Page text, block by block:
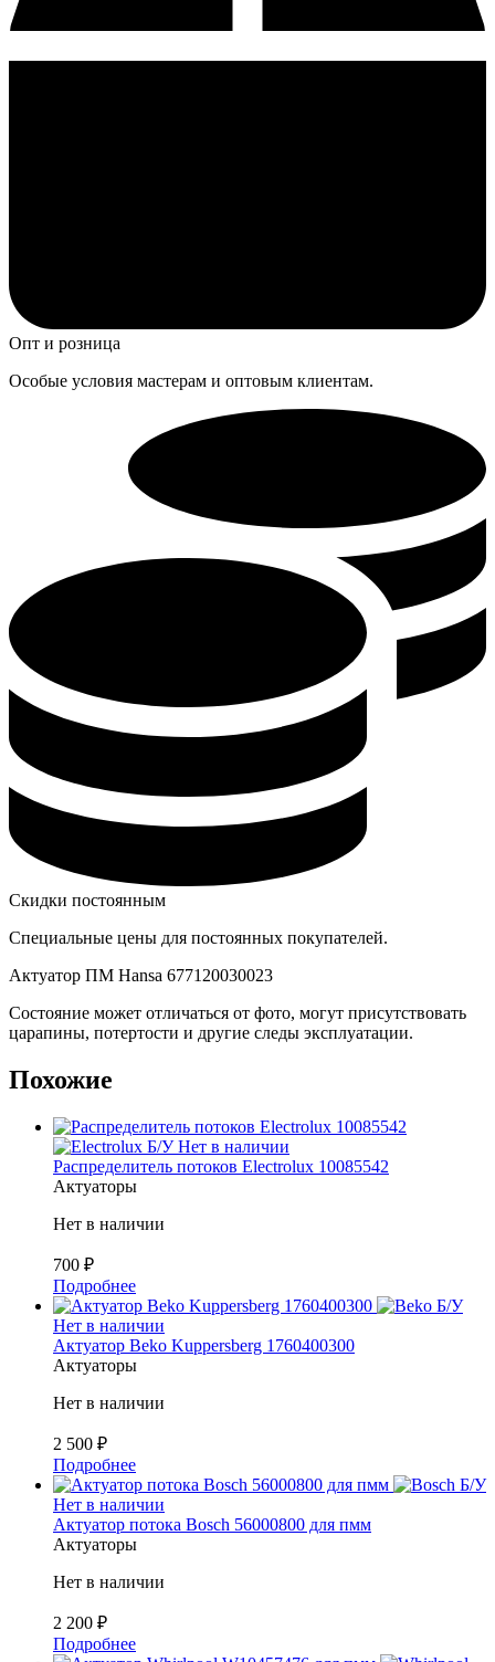
Опт и розница
Особые условия мастерам и оптовым клиентам.
Скидки постоянным
Специальные цены для постоянных покупателей.
Актуатор ПМ Hansa 677120030023
Состояние может отличаться от фото, могут присутствовать
царапины, потертости и другие следы эксплуатации.
Похожие
Б/У Нет в наличии
Распределитель потоков Electrolux 10085542
Актуаторы
Нет в наличии
700 ₽
Подробнее
Б/У
Нет в наличии
Актуатор Beko Kuppersberg 1760400300
Актуаторы
Нет в наличии
2 500 ₽
Подробнее
Б/У
Нет в наличии
Актуатор потока Bosch 56000800 для пмм
Актуаторы
Нет в наличии
2 200 ₽
Подробнее